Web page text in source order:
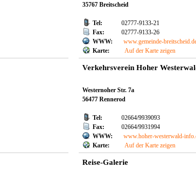
35767 Breitscheid
Tel:
02777-9133-21
Fax:
02777-9133-26
WWW:
www.gemeinde-
Karte:
Auf der Karte zeigen
Verkehrsverein Hoher
Westernoher Str. 7a
56477 Rennerod
Tel:
02664/9939093
Fax:
02664/9931994
WWW:
www.hoher-westerwald-
Karte:
Auf der Karte zeigen
Reise-Galerie